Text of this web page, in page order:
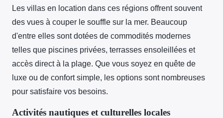
Les villas en location dans ces régions offrent souvent
des vues à couper le souffle sur la mer. Beaucoup
d'entre elles sont dotées de commodités modernes
telles que piscines privées, terrasses ensoleillées et
accès direct à la plage. Que vous soyez en quête de
luxe ou de confort simple, les options sont nombreuses
pour satisfaire vos besoins.
Activités nautiques et culturelles locales